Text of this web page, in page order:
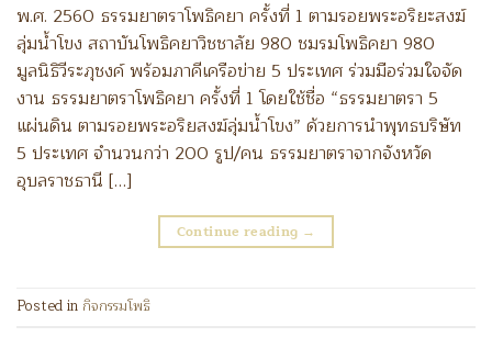
พ.ศ. 2560 ธรรมยาตราโพธิคยา ครั้งที่ 1 ตามรอยพระอริยะสงฆ์
ลุ่มน้ำโขง สถาบันโพธิคยาวิชชาลัย 980 ชมรมโพธิคยา 980
มูลนิธิวีระภุชงค์ พร้อมภาคีเครือข่าย 5 ประเทศ ร่วมมือร่วมใจจัด
งาน ธรรมยาตราโพธิคยา ครั้งที่ 1 โดยใช้ชื่อ “ธรรมยาตรา 5
แผ่นดิน ตามรอยพระอริยสงฆ์ลุ่มน้ำโขง” ด้วยการนำพุทธบริษัท
5 ประเทศ จำนวนกว่า 200 รูป/คน ธรรมยาตราจากจังหวัด
อุบลราชธานี […]
Continue reading →
Posted in กิจกรรมโพธิ